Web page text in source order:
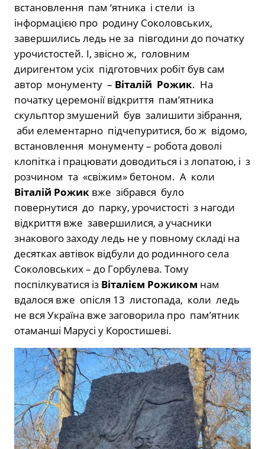
встановлення пам ‘ятника і стели із
інформацією про родину Соколовських,
завершились ледь не за півгодини до початку
урочистостей. І, звісно ж, головним
диригентом усіх підготовчих робіт був сам
автор монументу – Віталій Рожик. На
початку церемонії відкриття пам’ятника
скульптор змушений був залишити зібрання,
аби елементарно підчепуритися, бо ж відомо,
встановлення монументу – робота доволі
клопітка і працювати доводиться і з лопатою, і з
розчином та «свіжим» бетоном. А коли
Віталій Рожик вже зібрався було
повернутися до парку, урочистості з нагоди
відкриття вже завершилися, а учасники
знакового заходу ледь не у повному складі на
десятках автівок відбули до родинного села
Соколовських – до Горбулева. Тому
поспілкуватися із Віталієм Рожиком нам
вдалося вже опісля 13 листопада, коли ледь
не вся Україна вже заговорила про пам’ятник
отаманші Марусі у Коростишеві.